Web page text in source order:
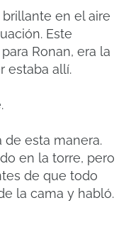
en el aire
Este
Ronan, era la
estaba allí.
de esta manera.
en la torre, pero
de que todo
la cama y habló.